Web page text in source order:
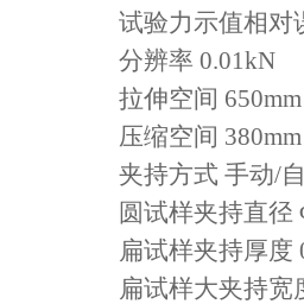
试验力示值相对
分辨率 0.01kN
拉伸空间 650mm
压缩空间 380mm
夹持方式 手动/
圆试样夹持直径
扁试样夹持厚度
扁试样大夹持宽